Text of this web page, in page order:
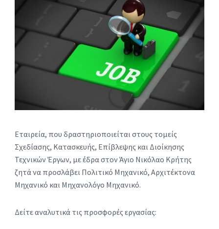
Εταιρεία, που δραστηριοποιείται στους τομείς
Σχεδίασης, Κατασκευής, Επίβλεψης και Διοίκησης
Τεχνικών Έργων, με έδρα στον Άγιο Νικόλαο Κρήτης
ζητά να προσλάβει Πολιτικό Μηχανικό, Αρχιτέκτονα
Μηχανικό και Μηχανολόγο Μηχανικό.
Δείτε αναλυτικά τις προσφορές εργασίας: